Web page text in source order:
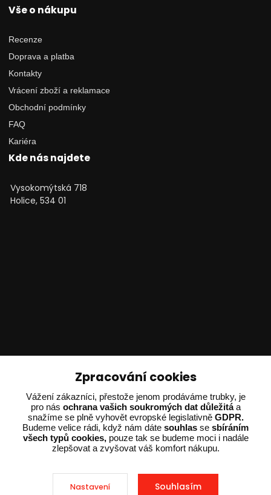
Vše o nákupu
Recenze
Doprava a platba
Kontakty
Vrácení zboží a reklamace
Obchodní podmínky
FAQ
Kariéra
Kde nás najdete
Vysokomýtská 718
Holice, 534 01
Ing. Adam Dvořák
+420 602 234 254
(Po-Pá 8:00 - 15:00)
potrebujiporadit@dvorak-karlik.cz
Zpracování cookies
Vážení zákazníci, přestože jenom prodáváme trubky, je
pro nás ochrana vašich soukromých dat důležitáa
snažíme se plně vyhovět evropské legislativně GDPR.
Budeme velice rádi, když nám dáte souhlas se sbíráním
všech typů cookies,pouze tak se budeme moci i nadále
zlepšovat a zvyšovat váš komfort nákupu.
Nastavení Souhlasím